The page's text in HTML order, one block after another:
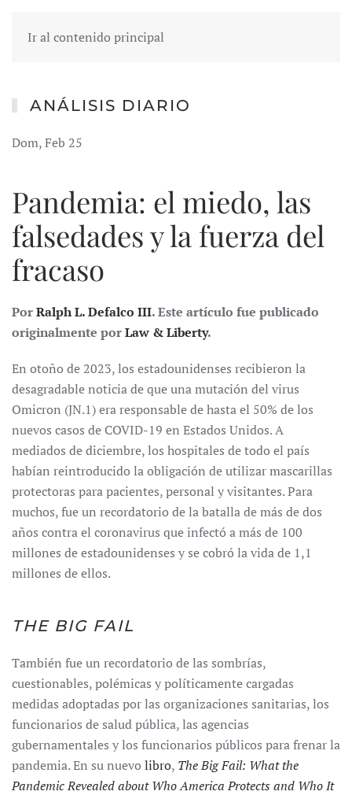
Ir al contenido principal
ANÁLISIS DIARIO
Dom, Feb 25
Pandemia: el miedo, las
falsedades y la fuerza del
fracaso
PorRalph L. Defalco III. Este artículo fue publicado
originalmente porLaw & Liberty.
En otoño de 2023, los estadounidenses recibieron la
desagradable noticia de que una mutación del virus
Omicron (JN.1) era responsable de hasta el 50% de los
nuevos casos de COVID-19 en Estados Unidos. A
mediados de diciembre, los hospitales de todo el país
habían reintroducido la obligación de utilizar mascarillas
protectoras para pacientes, personal y visitantes. Para
muchos, fue un recordatorio de la batalla de más de dos
años contra el coronavirus que infectó a más de 100
millones de estadounidenses y se cobró la vida de 1,1
millones de ellos.
THE BIG FAIL
También fue un recordatorio de las sombrías,
cuestionables, polémicas y políticamente cargadas
medidas adoptadas por las organizaciones sanitarias, los
funcionarios de salud pública, las agencias
gubernamentales y los funcionarios públicos para frenar la
pandemia. En su nuevo libro, The Big Fail: What the
Pandemic Revealed about Who America Protects and Who It